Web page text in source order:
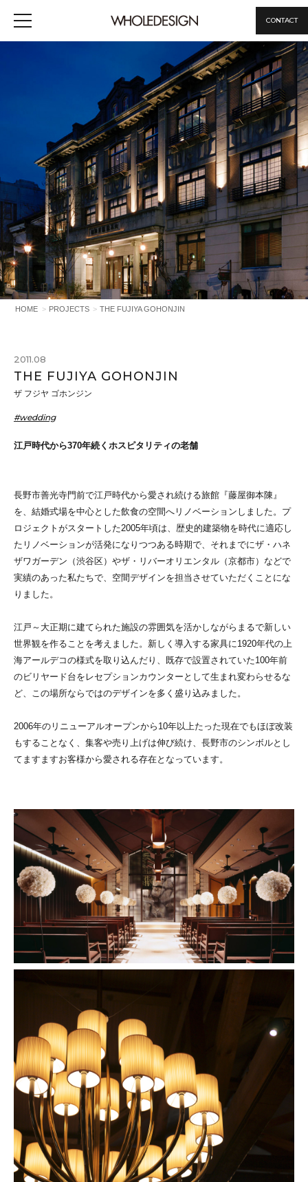
CONTACT
HOME PROJECTS THE FUJIYA GOHONJIN
2011.08
THE FUJIYA GOHONJIN
ザ フジヤ ゴホンジン
#wedding
江戸時代から370年続くホスピタリティの老舗
長野市善光寺門前で江戸時代から愛され続ける旅館『藤屋御本陳』
を、結婚式場を中心とした飲食の空間へリノベーションしました。プ
ロジェクトがスタートした2005年頃は、歴史的建築物を時代に適応し
たリノベーションが活発になりつつある時期で、それまでにザ・ハネ
ザワガーデン（渋谷区）やザ・リバーオリエンタル（京都市）などで
実績のあった私たちで、空間デザインを担当させていただくことにな
りました。
江戸～大正期に建てられた施設の雰囲気を活かしながらまるで新しい
世界観を作ることを考えました。新しく導入する家具に1920年代の上
海アールデコの様式を取り込んだり、既存で設置されていた100年前
のビリヤード台をレセプションカウンターとして生まれ変わらせるな
ど、この場所ならではのデザインを多く盛り込みました。
2006年のリニューアルオープンから10年以上たった現在でもほぼ改装
もすることなく、集客や売り上げは伸び続け、長野市のシンボルとし
てますますお客様から愛される存在となっています。